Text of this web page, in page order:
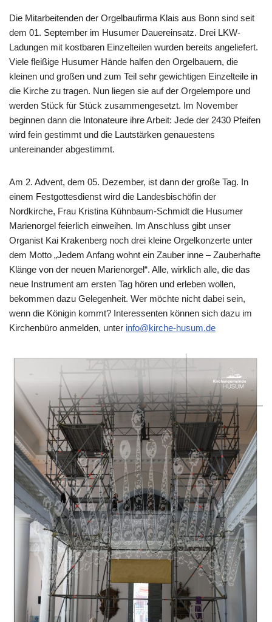
Die Mitarbeitenden der Orgelbaufirma Klais aus Bonn sind seit
dem 01. September im Husumer Dauereinsatz. Drei LKW-
Ladungen mit kostbaren Einzelteilen wurden bereits angeliefert.
Viele fleißige Husumer Hände halfen den Orgelbauern, die
kleinen und großen und zum Teil sehr gewichtigen Einzelteile in
die Kirche zu tragen. Nun liegen sie auf der Orgelempore und
werden Stück für Stück zusammengesetzt. Im November
beginnen dann die Intonateure ihre Arbeit: Jede der 2430 Pfeifen
wird fein gestimmt und die Lautstärken genauestens
untereinander abgestimmt.
Am 2. Advent, dem 05. Dezember, ist dann der große Tag. In
einem Festgottesdienst wird die Landesbischöfin der
Nordkirche, Frau Kristina Kühnbaum-Schmidt die Husumer
Marienorgel feierlich einweihen. Im Anschluss gibt unser
Organist Kai Krakenberg noch drei kleine Orgelkonzerte unter
dem Motto „Jedem Anfang wohnt ein Zauber inne – Zauberhafte
Klänge von der neuen Marienorgel“. Alle, wirklich alle, die das
neue Instrument am ersten Tag hören und erleben wollen,
bekommen dazu Gelegenheit. Wer möchte nicht dabei sein,
wenn die Königin kommt? Interessenten können sich dazu im
Kirchenbüro anmelden, unter info@kirche-husum.de